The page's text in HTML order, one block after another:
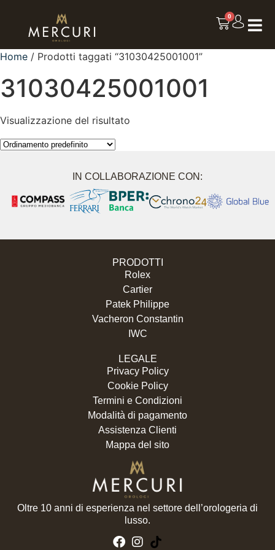
0
Home / Prodotti taggati “31030425001001”
31030425001001
Visualizzazione del risultato
IN COLLABORAZIONE CON:
PRODOTTI
Rolex
Cartier
Patek Philippe
Vacheron Constantin
IWC
LEGALE
Privacy Policy
Cookie Policy
Termini e Condizioni
Modalità di pagamento
Assistenza Clienti
Mappa del sito
Oltre 10 anni di esperienza nel settore dell’orologeria di
lusso.